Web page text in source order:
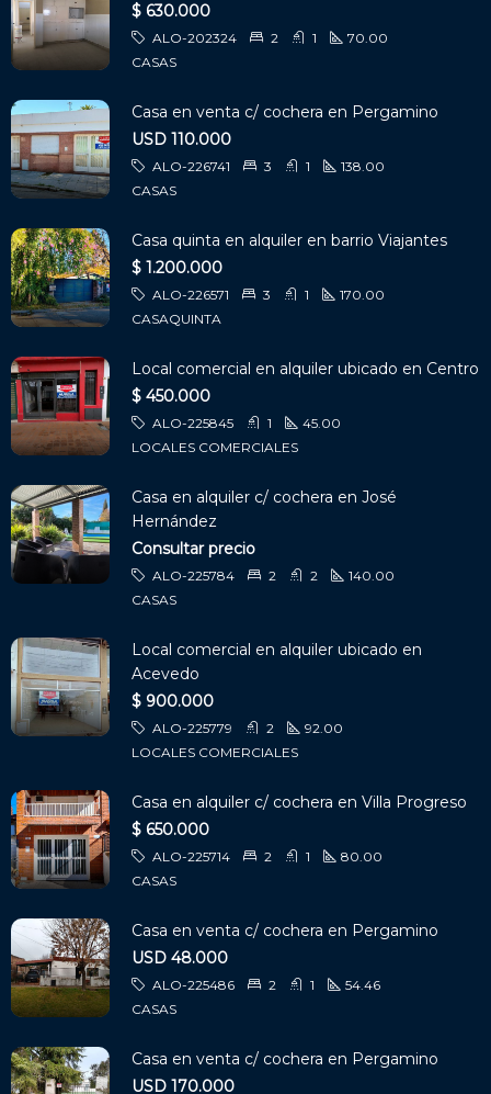
$ 630.000
ALO-202324 2 1
70.00
CASAS
Casa en venta c/ cochera en Pergamino
USD 110.000
ALO-226741 3 1
138.00
CASAS
Casa quinta en alquiler en barrio Viajantes
$ 1.200.000
ALO-226571 3 1
170.00
CASAQUINTA
Local comercial en alquiler ubicado en Centro
$ 450.000
ALO-225845 1
45.00
LOCALES COMERCIALES
Casa en alquiler c/ cochera en José
Hernández
Consultar precio
ALO-225784 2 2
140.00
CASAS
Local comercial en alquiler ubicado en
Acevedo
$ 900.000
ALO-225779 2
92.00
LOCALES COMERCIALES
Casa en alquiler c/ cochera en Villa Progreso
$ 650.000
ALO-225714 2 1
80.00
CASAS
Casa en venta c/ cochera en Pergamino
USD 48.000
ALO-225486 2 1
54.46
CASAS
Casa en venta c/ cochera en Pergamino
USD 170.000